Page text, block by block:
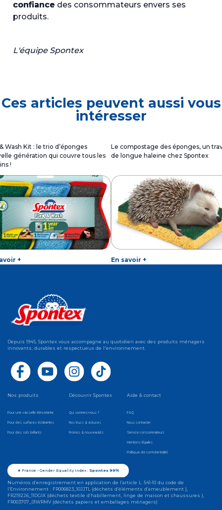
confiance des consommateurs envers ses
produits.
L'équipe Spontex
Ces articles peuvent aussi vous
intéresser
Wash Kit : le trio d’éponges
génération qui couvre tous les
!
+
Le compostage des éponges, un
de longue haleine chez Spontex
En savoir +
Depuis 1945, Spontex vous accompagne au quotidien avec des produits ménagers
innovants, durables et respectueux de l'environnement.
Nos produits
Pour une vaisselle étincelante
Pour des surfaces éclatantes
Pour des sols brillants
Découvrir Spontex
Qui sommes-nous ?
Nos trucs & astuces
Promos & nouveautés
Aide & contact
FAQ
Nous contacter
Service consommateurs
Mentions légales
Politique de confidentialité
★ France - Gender Equality Index : Spontex 99%
Numéros d’enregistrement en application de l’article L. 541-10 du code de
l’Environnement : FR006823_10JJTL (déchets d’éléments d’ameublement ),
FR219226_11DGIX (déchets textile d’habillement, linge de maison et chaussures ),
FR003707_01WRMV (déchets papiers et emballages ménagers)